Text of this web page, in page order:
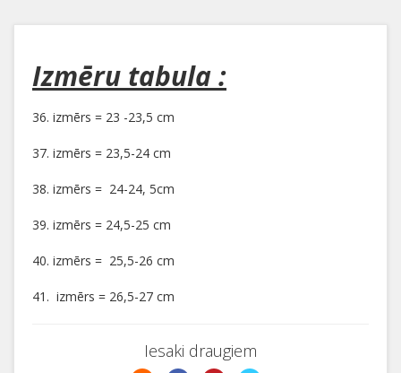
Izmēru tabula :
36. izmērs = 23 -23,5 cm
37. izmērs = 23,5-24 cm
38. izmērs = 24-24, 5cm
39. izmērs = 24,5-25 cm
40. izmērs = 25,5-26 cm
41. izmērs = 26,5-27 cm
Iesaki draugiem